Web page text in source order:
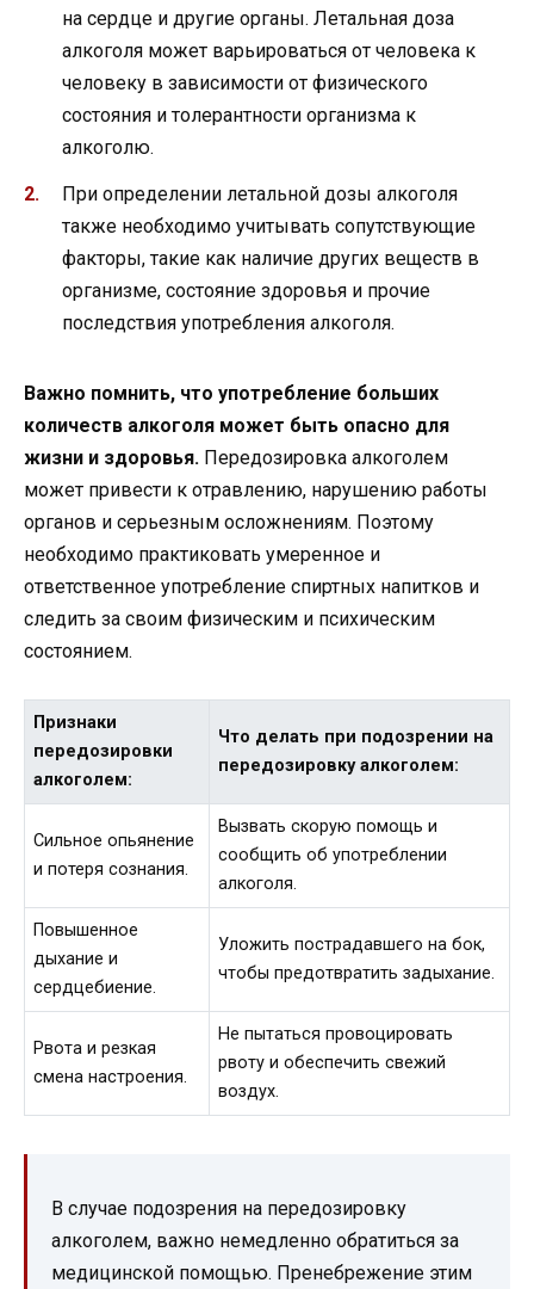
на сердце и другие органы. Летальная доза
алкоголя может варьироваться от человека к
человеку в зависимости от физического
состояния и толерантности организма к
алкоголю.
При определении летальной дозы алкоголя
также необходимо учитывать сопутствующие
факторы, такие как наличие других веществ в
организме, состояние здоровья и прочие
последствия употребления алкоголя.
Важно помнить, что употребление больших
количеств алкоголя может быть опасно для
жизни и здоровья. Передозировка алкоголем
может привести к отравлению, нарушению работы
органов и серьезным осложнениям. Поэтому
необходимо практиковать умеренное и
ответственное употребление спиртных напитков и
следить за своим физическим и психическим
состоянием.
Признаки
передозировки
алкоголем:
Что делать при подозрении на
передозировку алкоголем:
Сильное опьянение
и потеря сознания.
Вызвать скорую помощь и
сообщить об употреблении
алкоголя.
Повышенное
дыхание и
сердцебиение.
Уложить пострадавшего на бок,
чтобы предотвратить задыхание.
Рвота и резкая
смена настроения.
Не пытаться провоцировать
рвоту и обеспечить свежий
воздух.
В случае подозрения на передозировку
алкоголем, важно немедленно обратиться за
медицинской помощью. Пренебрежение этим